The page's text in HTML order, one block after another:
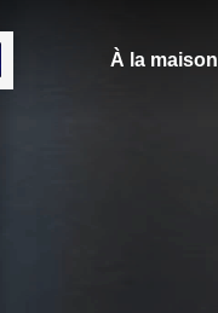
À la maison